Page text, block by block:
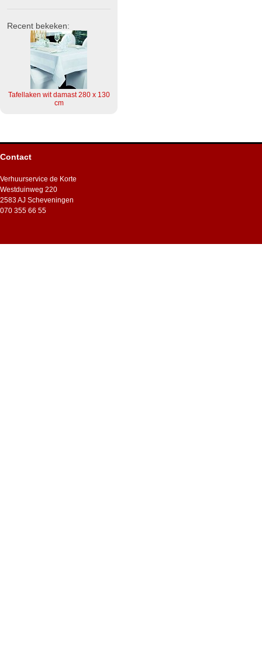
Recent bekeken:
Tafellaken wit damast 280 x 130
cm
Contact
Verhuurservice de Korte
Westduinweg 220
2583 AJ Scheveningen
070 355 66 55